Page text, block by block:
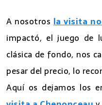
A nosotrosla visita
impactó, el juego de
clásica de fondo, nos
pesar del precio, lo
Aquí os dejamos los